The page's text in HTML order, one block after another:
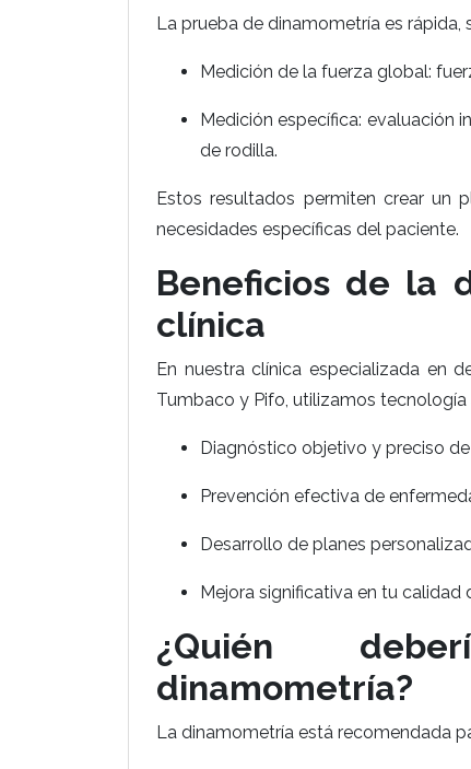
La prueba de dinamometría es rápida,
Medición de la fuerza global:
Medición específica: evaluación
de rodilla.
Estos resultados permiten crear un
necesidades específicas del paciente.
Beneficios de la
clínica
En nuestra clínica especializada en
Tumbaco y Pifo, utilizamos
Diagnóstico objetivo y preciso
Prevención efectiva de
Desarrollo de planes
Mejora significativa en tu calidad
¿Quién
dinamometría?
La dinamometría está recomendada